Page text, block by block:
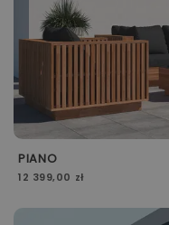
PIANO
12 399,00 zł